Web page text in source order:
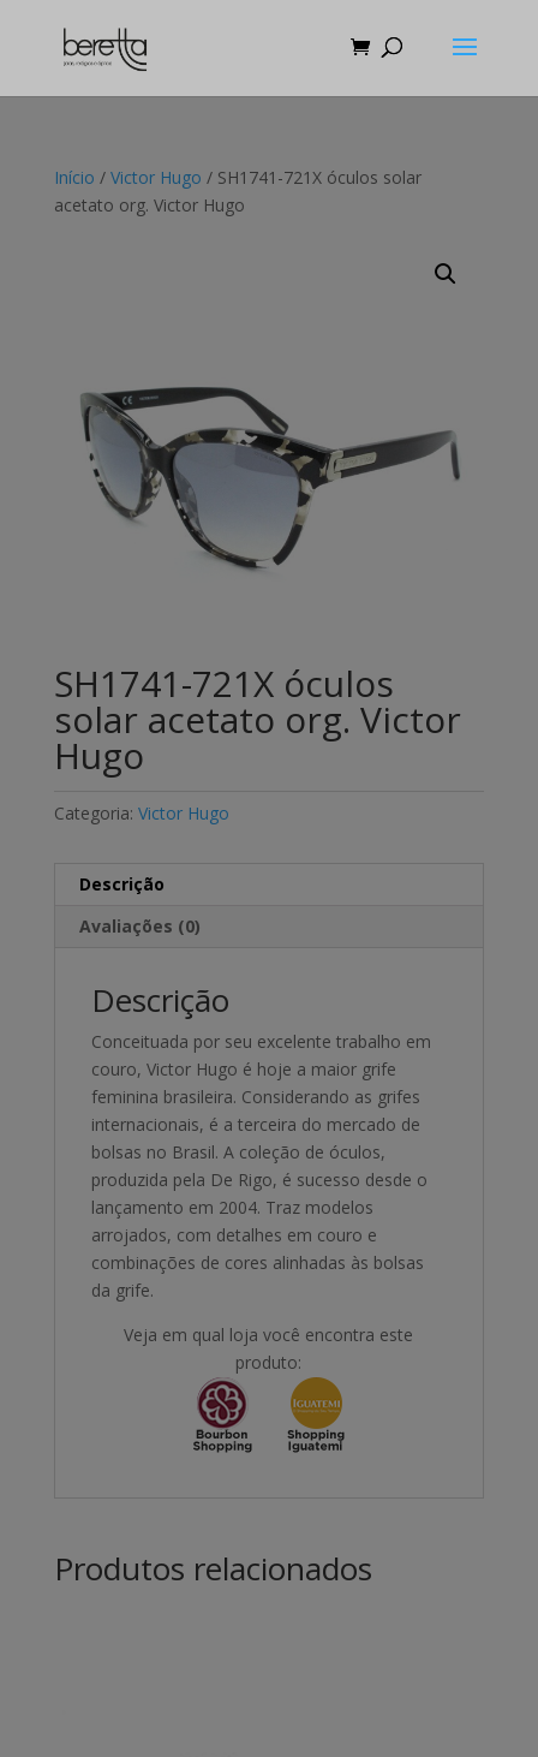
Início / Victor Hugo / SH1741-721X óculos solar
acetato org. Victor Hugo
SH1741-721X óculos
solar acetato org. Victor
Hugo
Categoria: Victor Hugo
Descrição
Avaliações (0)
Descrição
Conceituada por seu excelente trabalho em
couro, Victor Hugo é hoje a maior grife
feminina brasileira. Considerando as grifes
internacionais, é a terceira do mercado de
bolsas no Brasil. A coleção de óculos,
produzida pela De Rigo, é sucesso desde o
lançamento em 2004. Traz modelos
arrojados, com detalhes em couro e
combinações de cores alinhadas às bolsas
da grife.
Veja em qual loja você encontra este
produto:
Produtos relacionados